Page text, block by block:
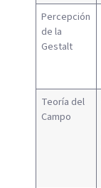
Percepción
de la
Gestalt
Teoría del
Campo